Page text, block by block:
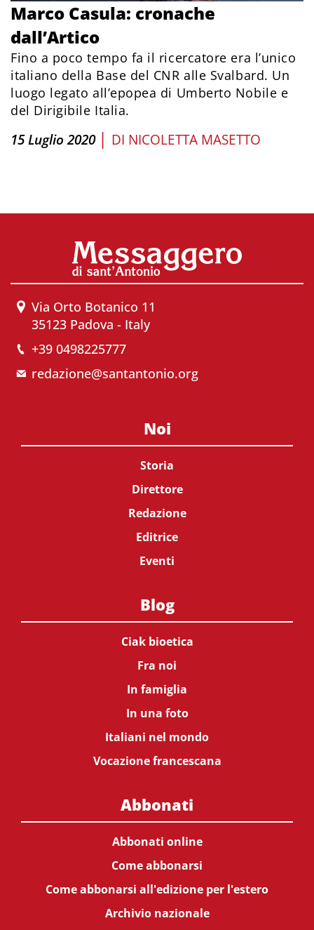
Marco Casula: cronache
dall’Artico
Fino a poco tempo fa il ricercatore era l’unico
italiano della Base del CNR alle Svalbard. Un
luogo legato all’epopea di Umberto Nobile e
del Dirigibile Italia.
15 Luglio 2020 | DI NICOLETTA MASETTO
Via Orto Botanico 11
35123 Padova - Italy
+39 0498225777
redazione@santantonio.org
Noi
Storia
Direttore
Redazione
Editrice
Eventi
Blog
Ciak bioetica
Fra noi
In famiglia
In una foto
Italiani nel mondo
Vocazione francescana
Abbonati
Abbonati online
Come abbonarsi
Come abbonarsi all'edizione per l'estero
Archivio nazionale